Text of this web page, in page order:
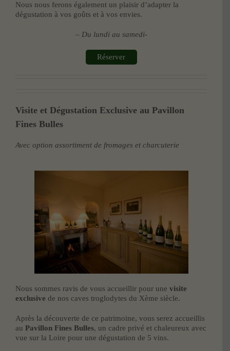
Nous nous ferons également un plaisir d’adapter la
dégustation à vos goûts et à vos envies.
– Du lundi au samedi-
Réserver
Visite et Dégustation Exclusive au Pavillon
Fines Bulles
Avec option assortiment de fromages et charcuterie
Nous sommes ravis de vous accueillir pour une visite
exclusive de nos caves troglodytes du Xème siècle.
Après la découverte de ce patrimoine, vous serez accueillis
au Pavillon Fines Bulles, un cadre privé et chaleureux avec
vue sur la Loire pour une dégustation de 5 vins.